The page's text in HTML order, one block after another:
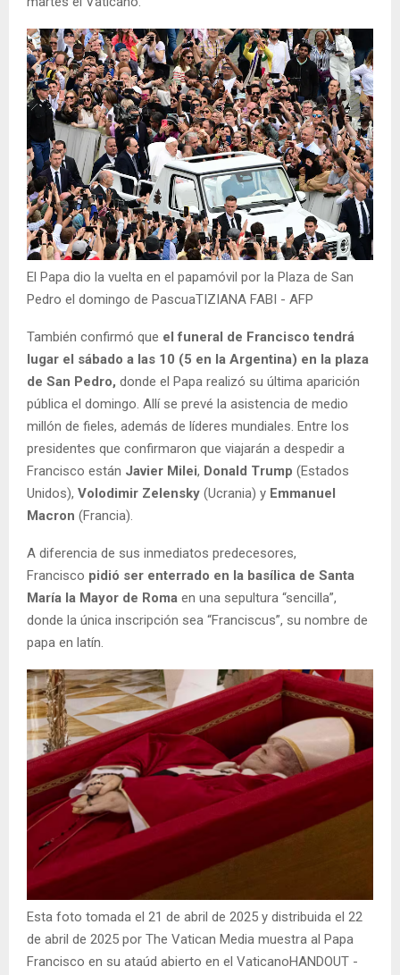
El Papa dio la vuelta en el papamóvil por la Plaza de San
Pedro el domingo de PascuaTIZIANA FABI - AFP
También confirmó que el funeral de Francisco tendrá
lugar el sábado a las 10 (5 en la Argentina) en la plaza
de San Pedro, donde el Papa realizó su última aparición
pública el domingo. Allí se prevé la asistencia de medio
millón de fieles, además de líderes mundiales. Entre los
presidentes que confirmaron que viajarán a despedir a
Francisco están Javier Milei, Donald Trump (Estados
Unidos), Volodimir Zelensky (Ucrania) y Emmanuel
Macron (Francia).
A diferencia de sus inmediatos predecesores,
Francisco pidió ser enterrado en la basílica de Santa
María la Mayor de Roma en una sepultura “sencilla”,
donde la única inscripción sea “Franciscus”, su nombre de
papa en latín.
Esta foto tomada el 21 de abril de 2025 y distribuida el 22
de abril de 2025 por The Vatican Media muestra al Papa
Francisco en su ataúd abierto en el VaticanoHANDOUT -